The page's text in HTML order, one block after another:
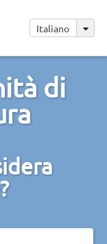
Italiano
di